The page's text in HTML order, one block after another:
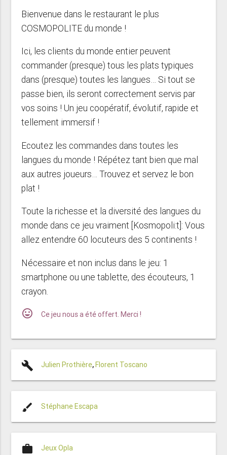
Bienvenue dans le restaurant le plus
COSMOPOLITE du monde !
Ici, les clients du monde entier peuvent
commander (presque) tous les plats typiques
dans (presque) toutes les langues… Si tout se
passe bien, ils seront correctement servis par
vos soins ! Un jeu coopératif, évolutif, rapide et
tellement immersif !
Ecoutez les commandes dans toutes les
langues du monde ! Répétez tant bien que mal
aux autres joueurs… Trouvez et servez le bon
plat !
Toute la richesse et la diversité des langues du
monde dans ce jeu vraiment [Kosmopoli:t]: Vous
allez entendre 60 locuteurs des 5 continents !
Nécessaire et non inclus dans le jeu: 1
smartphone ou une tablette, des écouteurs, 1
crayon.
mood Ce jeu nous a été offert. Merci !
build Julien Prothière,Florent Toscano
brush Stéphane Escapa
work Jeux Opla